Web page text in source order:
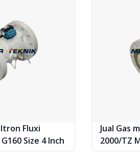
Fluxi
Size 4 Inch
Jual Gas
2000/TZ